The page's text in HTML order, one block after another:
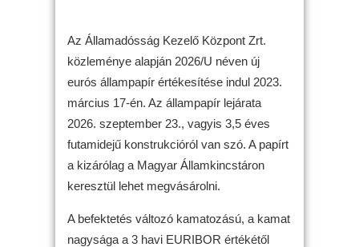
Az Államadósság Kezelő Központ Zrt.
közleménye alapján 2026/U néven új
eurós állampapír értékesítése indul 2023.
március 17-én. Az állampapír lejárata
2026. szeptember 23., vagyis 3,5 éves
futamidejű konstrukcióról van szó. A papírt
a kizárólag a Magyar Államkincstáron
keresztül lehet megvásárolni.
A befektetés változó kamatozású, a kamat
nagysága a 3 havi EURIBOR értékétől